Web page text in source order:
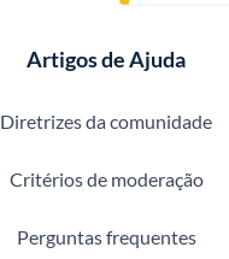
Artigos de Ajuda
Diretrizes da comunidade
Critérios de moderação
Perguntas frequentes